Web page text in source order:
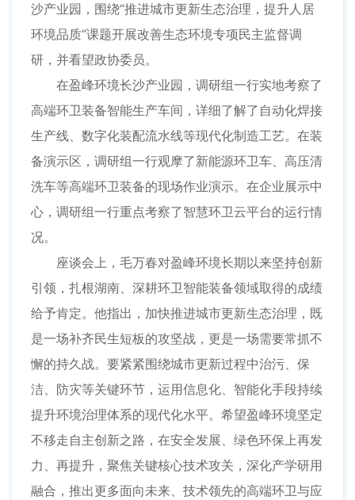
沙产业园，围绕“推进城市更新生态治理，提升人居
环境品质”课题开展改善生态环境专项民主监督调
研，并看望政协委员。
在盈峰环境长沙产业园，调研组一行实地考察了
高端环卫装备智能生产车间，详细了解了自动化焊接
生产线、数字化装配流水线等现代化制造工艺。在装
备演示区，调研组一行观摩了新能源环卫车、高压清
洗车等高端环卫装备的现场作业演示。在企业展示中
心，调研组一行重点考察了智慧环卫云平台的运行情
况。
座谈会上，毛万春对盈峰环境长期以来坚持创新
引领，扎根湖南、深耕环卫智能装备领域取得的成绩
给予肯定。他指出，加快推进城市更新生态治理，既
是一场补齐民生短板的攻坚战，更是一场需要常抓不
懈的持久战。要紧紧围绕城市更新过程中治污、保
洁、防灾等关键环节，运用信息化、智能化手段持续
提升环境治理体系的现代化水平。希望盈峰环境坚定
不移走自主创新之路，在安全发展、绿色环保上再发
力、再提升，聚焦关键核心技术攻关，深化产学研用
融合，推出更多面向未来、技术领先的高端环卫与应